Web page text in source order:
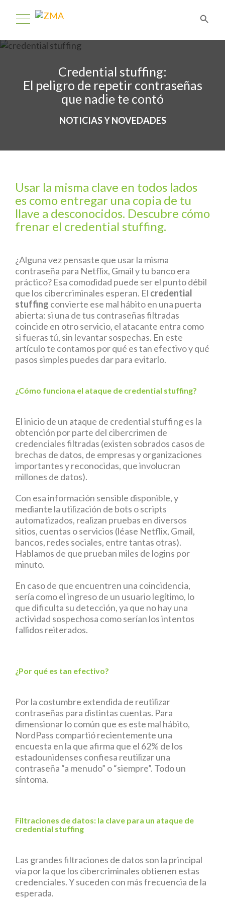
Credential stuffing:
El peligro de repetir contraseñas
que nadie te contó
NOTICIAS Y NOVEDADES
Usar la misma clave en todos lados
es como entregar una copia de tu
llave a desconocidos. Descubre cómo
frenar el credential stuffing.
¿Alguna vez pensaste que usar la misma
contraseña para Netflix, Gmail y tu banco era
práctico? Esa comodidad puede ser el punto débil
que los cibercriminales esperan. El credential
stuffing convierte ese mal hábito en una puerta
abierta: si una de tus contraseñas filtradas
coincide en otro servicio, el atacante entra como
si fueras tú, sin levantar sospechas. En este
artículo te contamos por qué es tan efectivo y qué
pasos simples puedes dar para evitarlo.
¿Cómo funciona el ataque de credential stuffing?
El inicio de un ataque de credential stuffing es la
obtención por parte del cibercrimen de
credenciales filtradas (existen sobrados casos de
brechas de datos, de empresas y organizaciones
importantes y reconocidas, que involucran
millones de datos).
Con esa información sensible disponible, y
mediante la utilización de bots o scripts
automatizados, realizan pruebas en diversos
sitios, cuentas o servicios (léase Netflix, Gmail,
bancos, redes sociales, entre tantas otras).
Hablamos de que prueban miles de logins por
minuto.
En caso de que encuentren una coincidencia,
sería como el ingreso de un usuario legítimo, lo
que dificulta su detección, ya que no hay una
actividad sospechosa como serían los intentos
fallidos reiterados.
¿Por qué es tan efectivo?
Por la costumbre extendida de reutilizar
contraseñas para distintas cuentas. Para
dimensionar lo común que es este mal hábito,
NordPass compartió recientemente una
encuesta en la que afirma que el 62% de los
estadounidenses confiesa reutilizar una
contraseña “a menudo” o “siempre”. Todo un
síntoma.
Filtraciones de datos: la clave para un ataque de
credential stuffing
Las grandes filtraciones de datos son la principal
vía por la que los cibercriminales obtienen estas
credenciales. Y suceden con más frecuencia de la
esperada.